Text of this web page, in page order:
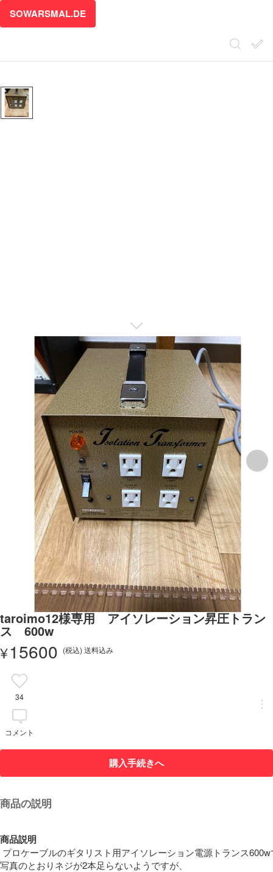
SOWARSMAL.DE
taroimo12様専用 アイソレーション昇圧トラン
ス 600w
¥15600 (税込) 送料込み
34
コメント
購入手続きへ
商品の説明
商品説明
プロケーブルのギタリスト用アイソレーション電源トランス
写真のとおりネジが2本足らないようですが、